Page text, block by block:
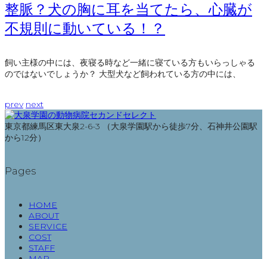
整脈？犬の胸に耳を当てたら、心臓が
不規則に動いている！？
飼い主様の中には、夜寝る時など一緒に寝ている方もいらっしゃる
のではないでしょうか？ 大型犬など飼われている方の中には、
prev next
東京都練馬区東大泉2-6-3 （大泉学園駅から徒歩7分、石神井公園駅
から12分）
Pages
HOME
ABOUT
SERVICE
COST
STAFF